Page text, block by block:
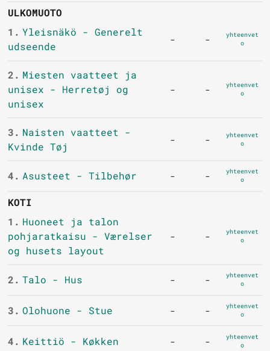
ULKOMUOTO
1. Yleisnäkö - Generelt
udseende
- -
yhteenvet
o
2. Miesten vaatteet ja
unisex - Herretøj og
unisex
- -
yhteenvet
o
3. Naisten vaatteet -
Kvinde Tøj
- -
yhteenvet
o
4. Asusteet - Tilbehør - -
yhteenvet
o
KOTI
1. Huoneet ja talon
pohjaratkaisu - Værelser
og husets layout
- -
yhteenvet
o
2. Talo - Hus - -
yhteenvet
o
3. Olohuone - Stue - -
yhteenvet
o
4. Keittiö - Køkken - -
yhteenvet
o